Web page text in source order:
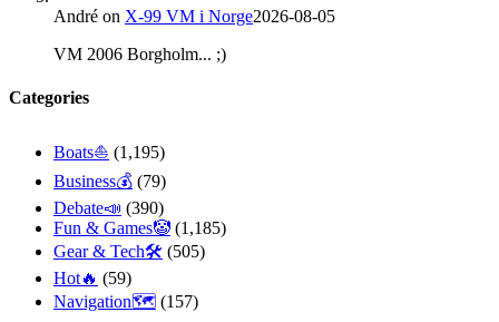
André on X-99 VM i Norge2026-08-05
VM 2006 Borgholm... ;)
Categories
Boats⛵️ (1,195)
Business💰 (79)
Debate📣 (390)
Fun & Games🤡 (1,185)
Gear & Tech🛠 (505)
Hot🔥 (59)
Navigation🗺 (157)